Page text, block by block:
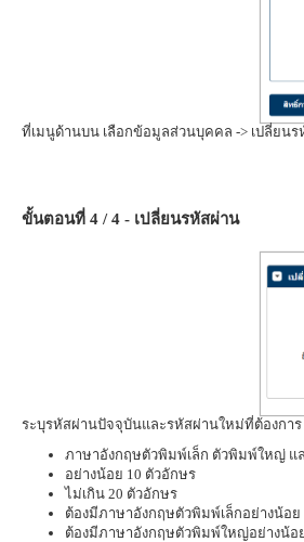
ที่เมนูด้านบน เลือกข้อมูลส่วนบุคคล -> เปลี่ยนร
ขั้นตอนที่ 4 / 4 - เปลี่ยนรหัสผ่าน
ระบุรหัสผ่านปัจจุบันและรหัสผ่านใหม่ที่ต้องการ
ภาษาอังกฤษตัวพิมพ์เล็ก ตัวพิมพ์ใหญ่ แ
อย่างน้อย 10 ตัวอักษร
ไม่เกิน 20 ตัวอักษร
ต้องมีภาษาอังกฤษตัวพิมพ์เล็กอย่างน้อย
ต้องมีภาษาอังกฤษตัวพิมพ์ใหญ่อย่างน้อ